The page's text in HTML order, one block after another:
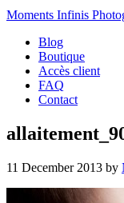
Moments Infinis
Blog
Boutique
Accès client
FAQ
Contact
11 December 2013 by